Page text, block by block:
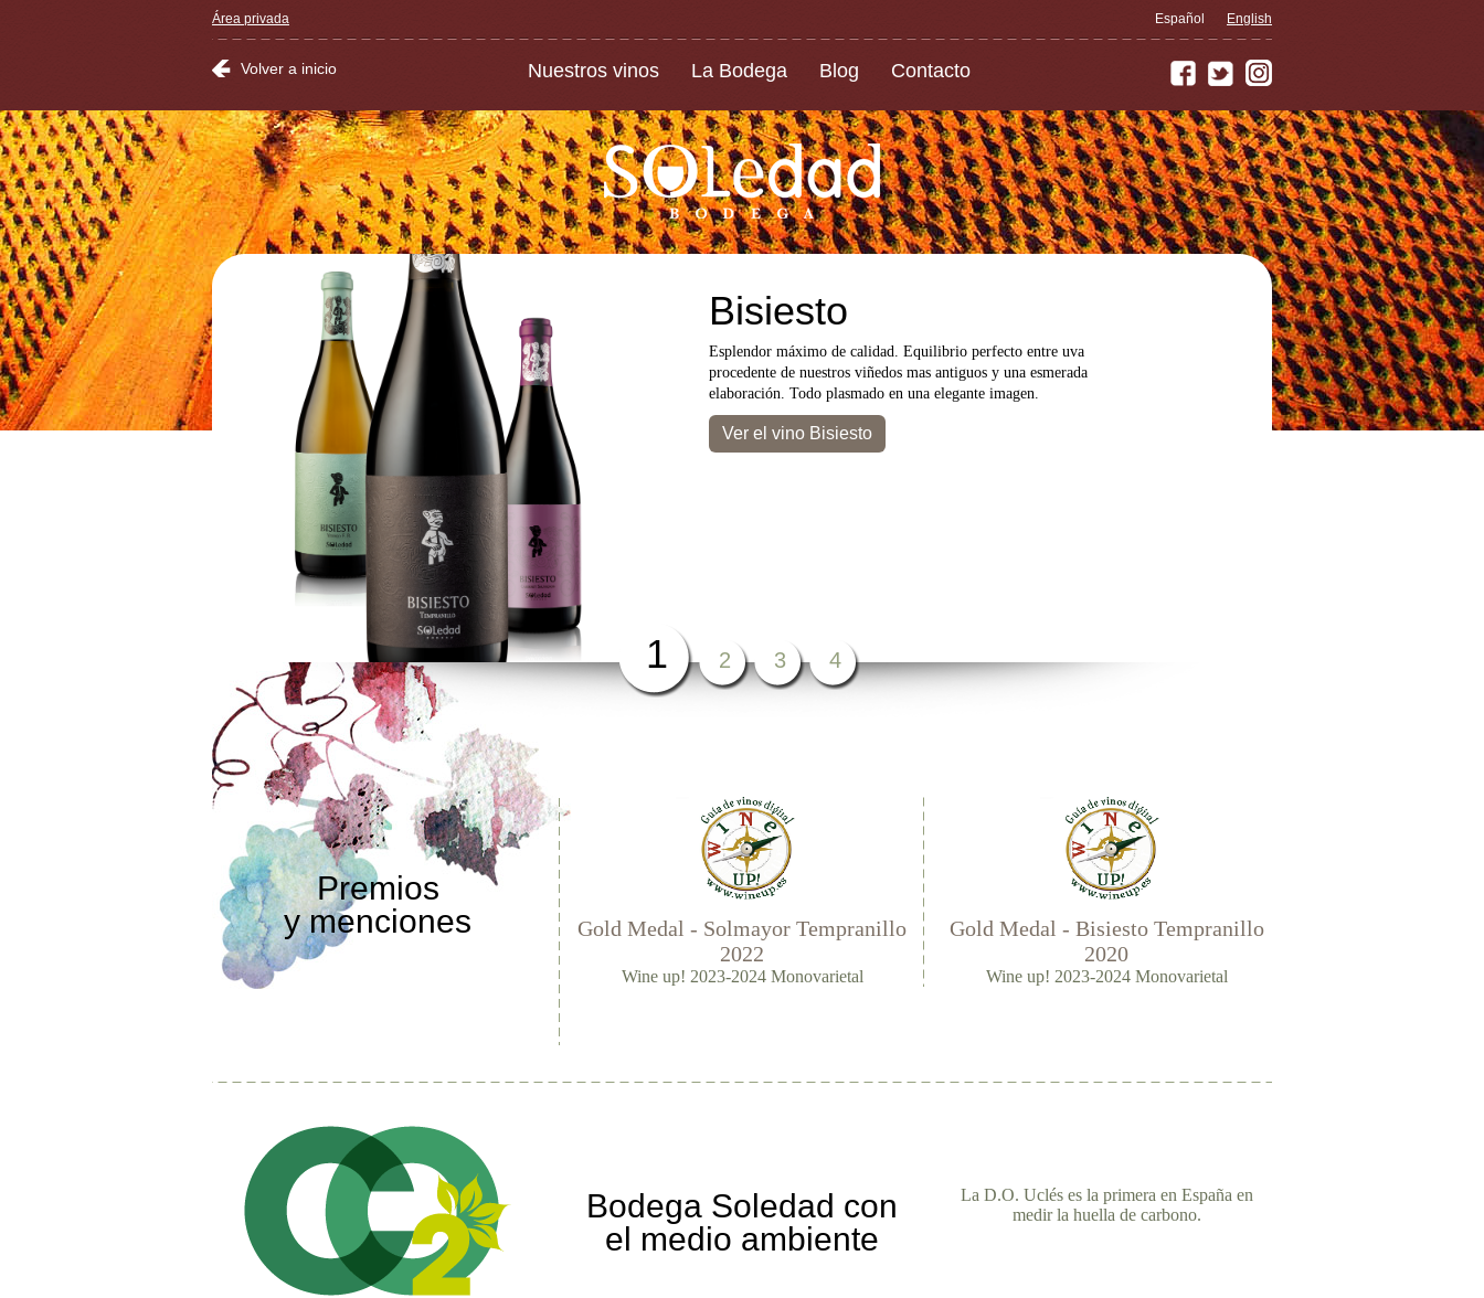
Área privada Español English
Volver a inicio Nuestros vinos La Bodega Blog Contacto
1 2 3 4
Bisiesto
Esplendor máximo de calidad. Equilibrio perfecto entre uva
procedente de nuestros viñedos mas antiguos y una esmerada
elaboración. Todo plasmado en una elegante imagen.
Ver el vino Bisiesto
Premios
y menciones
Gold Medal - Solmayor Tempranillo
2022
Wine up! 2023-2024 Monovarietal
Gold Medal - Bisiesto Tempranillo
2020
Wine up! 2023-2024 Monovarietal
Bodega Soledad con
el medio ambiente
La D.O. Uclés es la primera en España en
medir la huella de carbono.